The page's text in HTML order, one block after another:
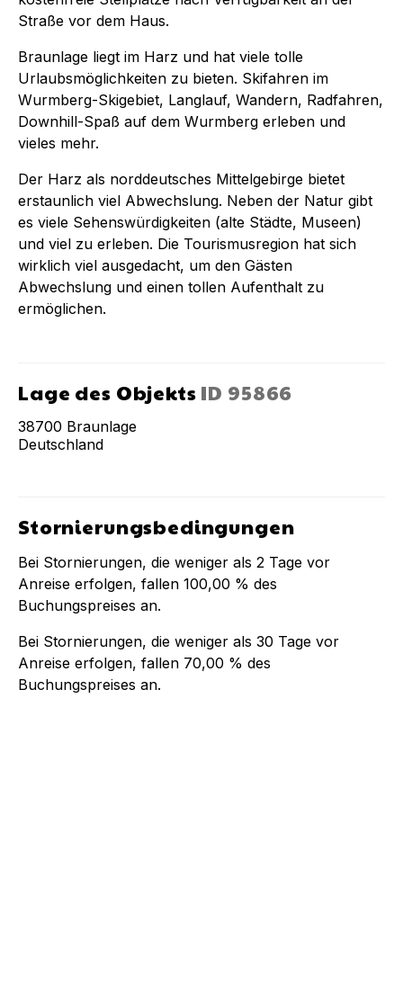
Straße vor dem Haus.
Braunlage liegt im Harz und hat viele tolle
Urlaubsmöglichkeiten zu bieten. Skifahren im
Wurmberg-Skigebiet, Langlauf, Wandern, Radfahren,
Downhill-Spaß auf dem Wurmberg erleben und
vieles mehr.
Der Harz als norddeutsches Mittelgebirge bietet
erstaunlich viel Abwechslung. Neben der Natur gibt
es viele Sehenswürdigkeiten (alte Städte, Museen)
und viel zu erleben. Die Tourismusregion hat sich
wirklich viel ausgedacht, um den Gästen
Abwechslung und einen tollen Aufenthalt zu
ermöglichen.
Lage des Objekts ID 95866
38700 Braunlage
Deutschland
Stornierungsbedingungen
Bei Stornierungen, die weniger als 2 Tage vor
Anreise erfolgen, fallen 100,00 % des
Buchungspreises an.
Bei Stornierungen, die weniger als 30 Tage vor
Anreise erfolgen, fallen 70,00 % des
Buchungspreises an.